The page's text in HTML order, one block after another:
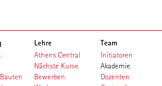
Lehre
Athens Central
Nächste Kurse
Bewerben
Team
Initiatoren
Akademie
Dozenten